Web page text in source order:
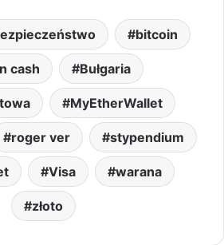
bitcoin
cash Bułgaria
MyEtherWallet
roger ver stypendium
Visa warana
złoto